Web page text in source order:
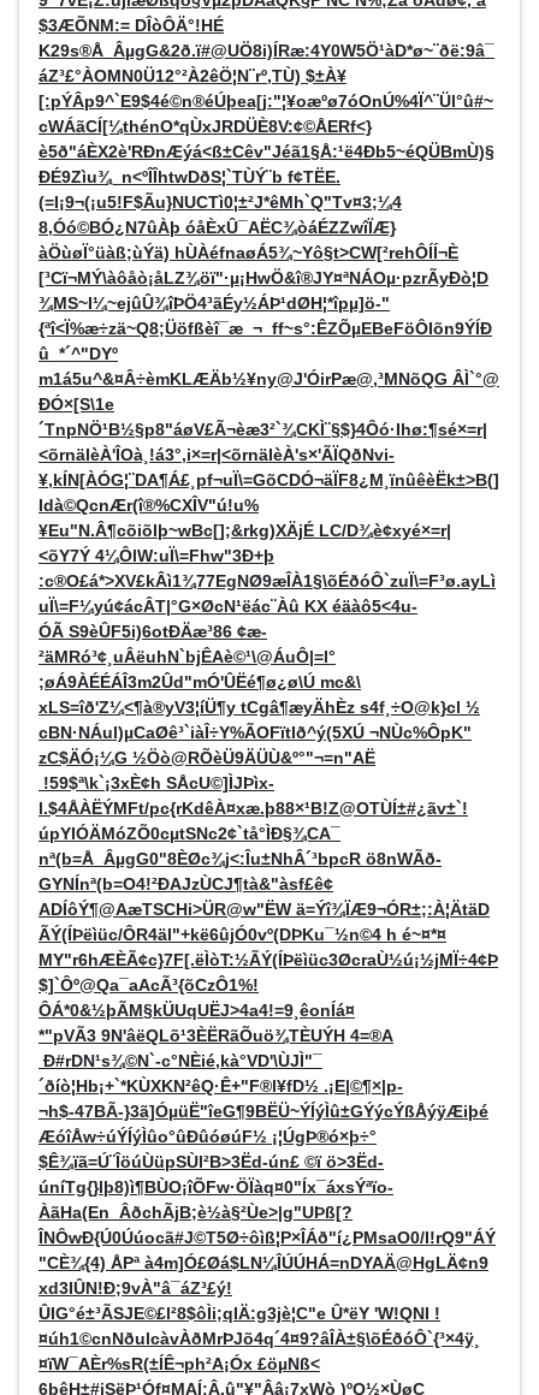
$3ÆÕNM:= DÎòÔÄ°!HÉ
K29s®Å_ÂµgG&2ð.ï#@UÖ8i)ÍRæ:4Y0W5Ö¹àD*ø~¨ðë:9â¯
áZ³£°ÀOMN0Ü12°²À2êÖ¦N¨rº,TÙ) $±À¥
[:pÝÂp9^`E9$4é©n®éÚþea[j:"¦¥oæºø7óOnÚ%4Ï^¨Ül°û#~
cWÁãCÍ[¼thénO*qÙxJRDÜÈ8V:¢©ÅERf<}
è5ð"áÈX2è'RÐnÆýá<ß±Cêv"Jéã1§Å:¹ë4Ðb5~éQÜBmÙ)§
ÐÉ9Zìu¾_n<ºÎÎhtwDðS¦`TÙÝ¨b f¢TËE.
(=I¡9¬(¡u5!F$Ãu}NUCTì0¦±²J*êMh`Q"Tv¤3;¼4
8,Óó©BÓ¿N7ûÀþ ­óåÈxÛ¯AËC¾òáÉZZwîÏÆ}
àÖùøÏ°üàß;ùÝä) hÙÀéfnaøÁ5¾~Yô§t>CW[²rehÔÍÍ¬È
[³Cï¬MÝ\àôåò¡åLZ¾öï"·µ¡HwÖ&î®JY¤ªNÁOµ·pzrÃyÐò¦D
¾MS~I¼~ejûÛ¾îÞÖ4³ãÉy½ÁÞ¹dØH¦*îpµ]ö-"
{ªî<Ï%æ÷zä~Q8;Üöfßèî¯æ_¬_ff~s°:ÊZÕµEBeFöÔIõn9ÝÍÐ
û_*´^"DYº
m1á5u^&¤Â÷èmKLÆÄb½¥ny@J'ÓirPæ@,³MNõQG ÂÌ`°@
ÐÓ×[S\1e
´TnpNÖ¹B½§p8"áøV£Ã¬èæ3²`¾CKÌ¨§$}4Ôó·Ihø:¶sé×=r|
<õrnäIèÀ'ÎOà¸!á3°,i×=r|<õrnäIèÀ's×'ÃÏQðNvi­
¥,kÍN[ÀÓG¦¨DA¶Á£¸pf¬uÏ\=GõCDÓ¬äÏF8¿M¸ïnûêèËk±>B(]
Idà©QcnÆr(î®%CXÎV"ú!u%
¥Eu"N.Â¶cõiõIþ~wBc[];&rkg)XÄjÉ LC/D¾è¢xyé×=r|
<õY7Ý 4¼ÔlW:uÏ\=Fhw"3Ð+þ
:c®O£á*>XV£kÂì1¾77EgNØ9æÎÀ1§\õÉðóÔ`zuÏ\=F³ø.ayLì
uÏ\=F¼yú¢ácÂT|°­G×ØcN¹ëác¨Àû KX éäàô5<4u-
ÓÃ S9èÛF5i)6otÐÄæ³86 ¢æ-
²äMRó³¢¸uÂëuhN`bjÊAè©¹\@ÁuÔ|=l°
;øÁ9ÀÉÉÁÎ3m2Ûd"mÓ'ÛËé¶ø¿ø\Ú mc&\
xLS=îð'Z¼<¶à®yV3¦íÜ¶y tCgâ¶æyÄhÈz s4f¸÷O@k}cl ½
cBN·NÁul)µCaØê³`iàÎ÷Y%ÃOFïtIð^ý(5XÚ ¬NÙc%ÔpK"
zC$ÄÓ¡¼G ½Öò@RÕèÜ9ÄÜÙ&º°"¬=n"AË
!59$ª\k`¡3xÈ¢h SÅcU©]ÌJÞìx­
l.$4ÅÀËÝMFt/pc{rKdêÀ¤xæ.þ88×¹B!Z@OTÙÍ±#¿ãv±`!
úpYIÓÄMóZÕ0cµtSNc2¢`tå°ÌÐ§¾CA¯
nª(b=Å_ÂµgG0"8ÈØc¾j<:Îu±NhÂ´³bpcR ö8nWÃð­
GYNÍnª(b=O4!²ÐAJzÙCJ¶tà&"àsf£ê¢
ADÍôÝ¶@AæTSCHi>ÜR@w"ËW ä=Ýî¾ÏÆ9¬ÓR±;:À¦ÄtäD
ÃÝ(ÍÞëìüc/ÔR4äI"+kë6ûjÓ0vº(DÞKu¯½n©4 h é~¤*¤
MY"r6hÆÈÃ¢c}7F[.ëÌòT:½ÃÝ(ÍÞëìüc3ØcraÙ½ú¡½jMÏ÷4¢Þ
$]`Ôº@Qa¯aAcÃ³{õCzÔ1%!
ÔÁ*0&½þÃM§kÜUqUËJ>4a4!=9¸êonÍá¤
*"pVÃ3 9N'âëQLõ¹3ÈËRãÕuö¾TÈUÝH 4=®A
Ð#rDN¹s¾©N`-c°NÈié,kà°VD'\ÙJÌ"¯
´ðíò¦Hb¡+`*KÙXKN²êQ·Ê+"F®l¥fD½ .¡E|©¶×|p­
¬h$-47BÃ-}3ã]ÓµüË"îeG¶9BËÜ~ÝÍýÌû±GÝýcÝßÅýÿÆiþé
ÆóîÅw÷úÝÍýÌûo°ûÐûóøúF½ ¡¦ÚgÞ®ó×þ÷°
$Ê¾ïã=Ú¨ÎöúÙüpSÙl²B>3Ëd-ún£ ©ï ö>3Ëd-
úníTg{}lþ8)ì¶BÙO¡îÕFw·ÖÏàq¤0"Íx¯áxsÝªïo­
ÀãHa(En_ÂðchÃjB;è½à§²Ùe>|g"UÞß[?
ÎNÔwÐ{Ú0Úúocã#J©T5Ø÷ôìß¦P×ÎÁð"í¿PMsaO0/I!rQ9"ÁÝ
"CÈ¾{4) ÅPª à4m]Ó£Øá$LN¼ÎÚÚHÁ=nDYAÄ@HgLÄ¢n9
xd3IÛN!Ð;9vÀ"â¯áZ³£ý!
ÛIG°é±³ÃSJE©£l²8$ôÌi;qIÄ:g3jè¦C"e Û*ëY 'W!QNI !
¤úh1©cnNðulcàvÀðMrÞJõ4q´4¤9?âÎÀ±§\õÉðóÔ`{³×4ÿ¸
¤ïW¯AÈr%sR(±ÍÊ¬ph²A¡Óx £öµNß<
6bêH±#jSëÞ¹Óf¤MAÍ;Â,û"¥"Ââ¡7xWò )ºQ½×ÙøC